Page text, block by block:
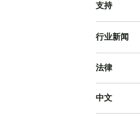
支持
行业新闻
法律
中文